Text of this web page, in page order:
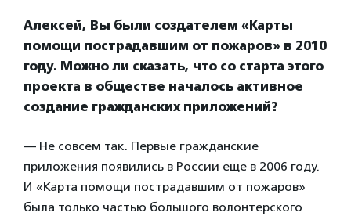
Алексей, Вы были создателем «Карты
помощи пострадавшим от пожаров» в 2010
году. Можно ли сказать, что со старта этого
проекта в обществе началось активное
создание гражданских приложений?
— Не совсем так. Первые гражданские
приложения появились в России еще в 2006 году.
И «Карта помощи пострадавшим от пожаров»
была только частью большого волонтерского